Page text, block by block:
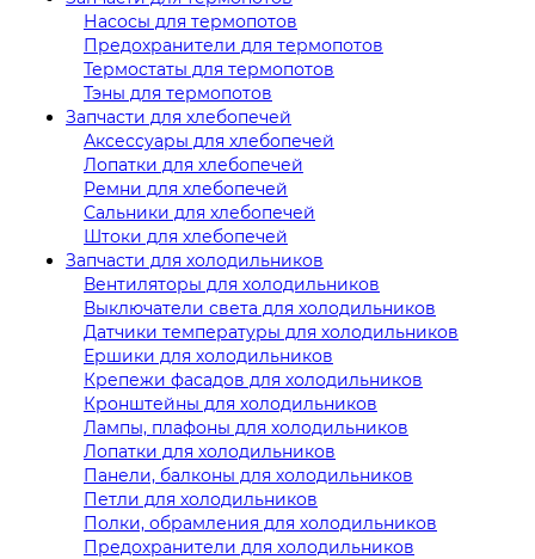
Насосы для термопотов
Предохранители для термопотов
Термостаты для термопотов
Тэны для термопотов
Запчасти для хлебопечей
Аксессуары для хлебопечей
Лопатки для хлебопечей
Ремни для хлебопечей
Сальники для хлебопечей
Штоки для хлебопечей
Запчасти для холодильников
Вентиляторы для холодильников
Выключатели света для холодильников
Датчики температуры для холодильников
Ершики для холодильников
Крепежи фасадов для холодильников
Кронштейны для холодильников
Лампы, плафоны для холодильников
Лопатки для холодильников
Панели, балконы для холодильников
Петли для холодильников
Полки, обрамления для холодильников
Предохранители для холодильников